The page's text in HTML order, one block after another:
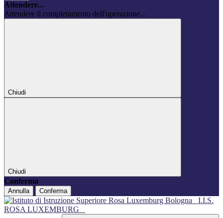
Attendere...
Attendere il completamento dell'operazione...
Chiudi
Chiudi
Conferma
Annulla Conferma
I.I.S.
ROSA LUXEMBURG